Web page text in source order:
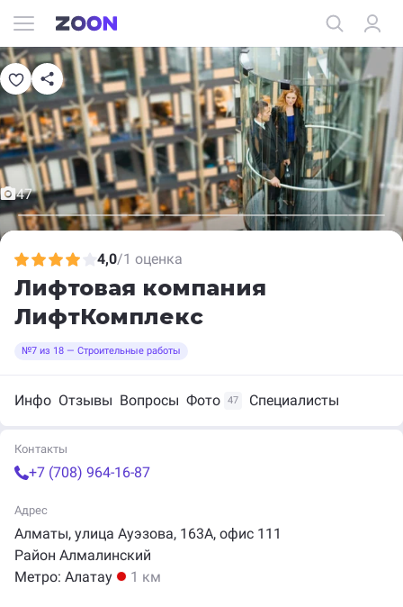
47
4,0/1 оценка
Лифтовая компания
ЛифтКомплекс
№7 из 18 — Строительные работы
Инфо Отзывы Вопросы Фото 47 Специалисты
Контакты
+7 (708) 964-16-87
Адрес
Алматы, улица Ауэзова, 163А, офис 111
Район Алмалинский
Метро: Алатау 1 км